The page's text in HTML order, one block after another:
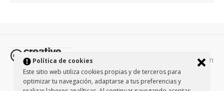
Política de cookies
Este sitio web utiliza cookies propias y de terceros para
optimizar tu navegación, adaptarse a tus preferencias y
Todos los contenidos de esta página están
protegidos por la licencia Creative Commons Attribution-
NonCommercial-ShareAlike 3.0. / Política de privacidad